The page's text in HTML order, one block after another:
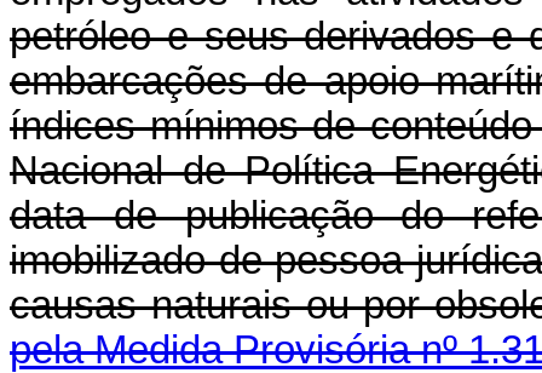
petróleo e seus derivados e
embarcações de apoio
índices mínimos de
Nacional de Política
data de publicação do
imobilizado de pessoa
causas naturais ou por
pela Medida Provisória nº